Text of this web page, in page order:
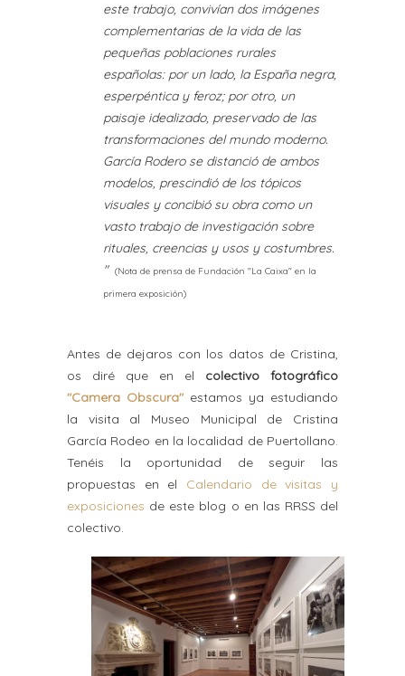
este trabajo, convivían dos imágenes
complementarias de la vida de las
pequeñas poblaciones rurales
españolas: por un lado, la España negra,
esperpéntica y feroz; por otro, un
paisaje idealizado, preservado de las
transformaciones del mundo moderno.
García Rodero se distanció de ambos
modelos, prescindió de los tópicos
visuales y concibió su obra como un
vasto trabajo de investigación sobre
rituales, creencias y usos y costumbres.
"
(Nota de prensa de Fundación "La Caixa" en la
primera exposición)
Antes de dejaros con los datos de Cristina,
os diré que en el colectivo fotográfico
"Camera Obscura" estamos ya estudiando
la visita al Museo Municipal de Cristina
García Rodeo en la localidad de Puertollano.
Tenéis la oportunidad de seguir las
propuestas en el Calendario de visitas y
exposiciones de este blog o en las RRSS del
colectivo.